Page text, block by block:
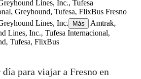
Lines, Inc., Tufesa
Greyhound, Tufesa, FlixBus Fresno
Lines, Inc. Más
Amtrak,
Lines, Inc., Tufesa Internacional,
Tufesa, FlixBus
© CARTO, ©
para viajar a Fresno en